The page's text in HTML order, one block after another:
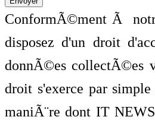
ConformÃ©ment Ã
disposez d'un droit
donnÃ©es collectÃ©es
droit s'exerce par
maniÃ¨re dont IT